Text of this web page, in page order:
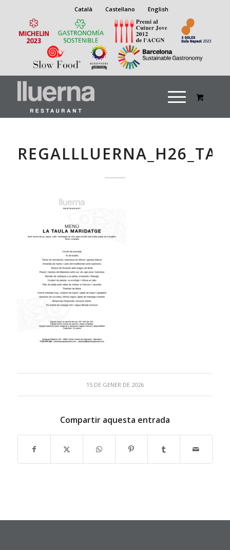
Català Castellano English
15 DE GENER DE 2026
Compartir aquesta entrada